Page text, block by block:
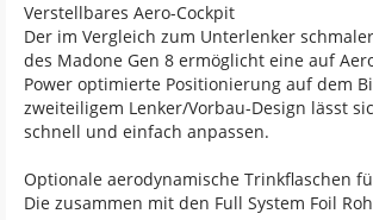
Verstellbares Aero-Cockpit
Der im Vergleich zum Unterlenker
des Madone Gen 8 ermöglicht eine auf
Power optimierte Positionierung auf dem
zweiteiligem Lenker/Vorbau-Design lässt
schnell und einfach anpassen.
Optionale aerodynamische Trinkflaschen
Die zusammen mit den Full System Foil